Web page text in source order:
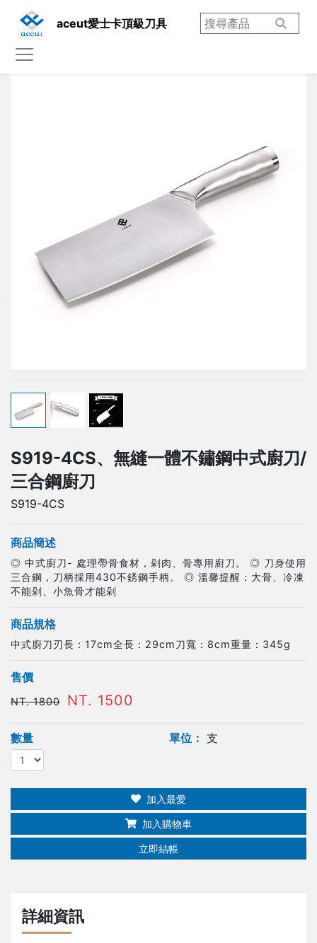
aceut愛士卡頂級刀具
S919-4CS、無縫一體不鏽鋼中式廚刀/
三合鋼廚刀
S919-4CS
商品簡述
◎ 中式廚刀- 處理帶骨食材，剁肉、骨專用廚刀。 ◎ 刀身使用
三合鋼，刀柄採用430不銹鋼手柄。 ◎ 溫馨提醒：大骨、冷凍
不能剁、小魚骨才能剁
商品規格
中式廚刀刃長：17cm全長：29cm刀寬：8cm重量：345g
售價
NT. 1800 NT. 1500
數量 單位： 支
加入最愛
加入購物車
立即結帳
詳細資訊